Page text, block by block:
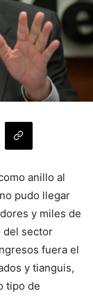
anillo al
pudo llegar
y miles de
del sector
fuera el
y tianguis,
tipo de